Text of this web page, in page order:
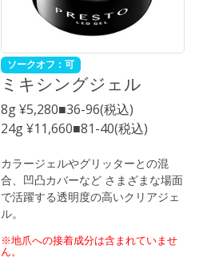
ソークオフ：可
ミキシングジェル
8g ¥5,280■36-96(税込)
24g ¥11,660■81-40(税込)
カラージェルやグリッターとの混
合、凹凸カバーなど さまざまな場面
で活躍する透明度の高いクリアジェ
ル。
※地爪への接着成分は含まれていませ
ん。